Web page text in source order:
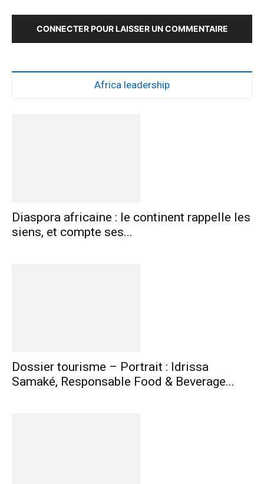
CONNECTER POUR LAISSER UN COMMENTAIRE
Africa leadership
Diaspora africaine : le continent rappelle les
siens, et compte ses...
Dossier tourisme – Portrait : Idrissa
Samaké, Responsable Food & Beverage...